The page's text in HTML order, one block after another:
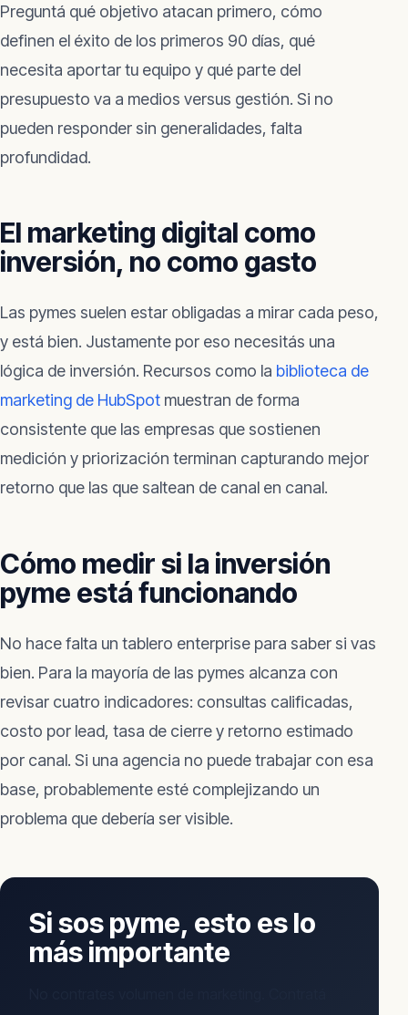
Preguntá qué objetivo atacan primero, cómo
definen el éxito de los primeros 90 días, qué
necesita aportar tu equipo y qué parte del
presupuesto va a medios versus gestión. Si no
pueden responder sin generalidades, falta
profundidad.
El marketing digital como
inversión, no como gasto
Las pymes suelen estar obligadas a mirar cada peso,
y está bien. Justamente por eso necesitás una
lógica de inversión. Recursos como la biblioteca de
marketing de HubSpot muestran de forma
consistente que las empresas que sostienen
medición y priorización terminan capturando mejor
retorno que las que saltean de canal en canal.
Cómo medir si la inversión
pyme está funcionando
No hace falta un tablero enterprise para saber si vas
bien. Para la mayoría de las pymes alcanza con
revisar cuatro indicadores: consultas calificadas,
costo por lead, tasa de cierre y retorno estimado
por canal. Si una agencia no puede trabajar con esa
base, probablemente esté complejizando un
problema que debería ser visible.
Si sos pyme, esto es lo
más importante